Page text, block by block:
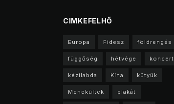
CIMKEFELHŐ
Europa Fidesz földrengés
függőség hétvége koncert
kézilabda Kína kütyük
Menekültek plakát